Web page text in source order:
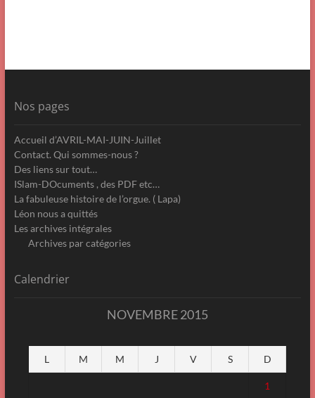
Nos pages
Accueil d’AVRIL-MAI-JUIN-Juillet
Contact. Qui sommes-nous ?
Des liens sur tout…
ISlam-DOcuments , des PDF etc…
La fabuleuse histoire de l’orgue. ( Lapa)
Léon nous a quittés
Les archives intégrales
Archives par catégories
Calendrier
NOVEMBRE 2015
L M M J V S D
1